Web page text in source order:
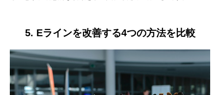
5. Eラインを改善する4つの方法を比較